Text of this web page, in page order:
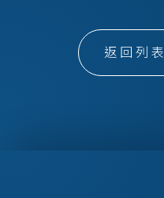
返回列表